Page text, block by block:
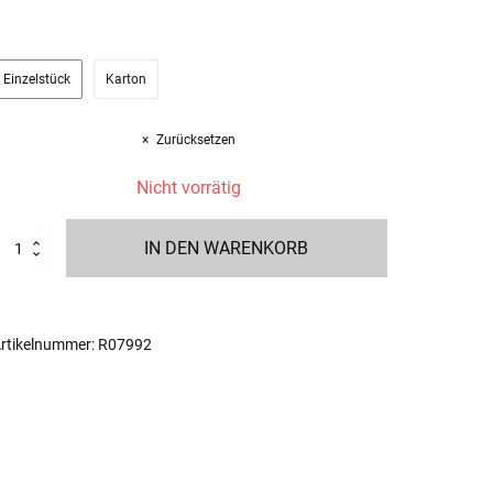
Einzelstück Karton
Zurücksetzen
Nicht vorrätig
IN DEN WARENKORB
R07992